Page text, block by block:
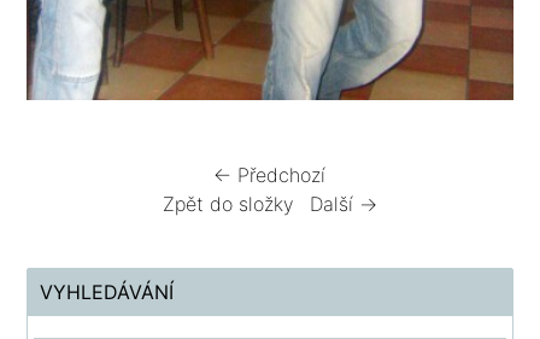
← Předchozí
Zpět do složky
Další →
VYHLEDÁVÁNÍ